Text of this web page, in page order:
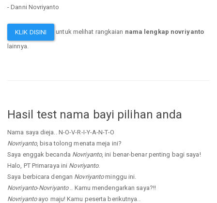
- Danni Novriyanto
KLIK DISINI untuk melihat rangkaian nama lengkap novriyanto
lainnya.
Hasil test nama bayi pilihan anda
Nama saya dieja.. N-O-V-R-I-Y-A-N-T-O
Novriyanto, bisa tolong menata meja ini?
Saya enggak becanda Novriyanto, ini benar-benar penting bagi saya!
Halo, PT Primaraya ini Novriyanto.
Saya berbicara dengan Novriyantominggu ini.
Novriyanto-Novriyanto.. Kamu mendengarkan saya?!!
Novriyantoayo maju! Kamu peserta berikutnya..